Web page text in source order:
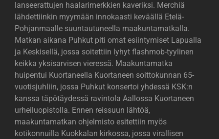
lanseerattujen haalarimerkkien kaveriksi. Merchiä
lähdettiinkin myymään innokaasti keväällä Etelä-
Pohjanmaalle suuntautuneella maakuntamatkalla.
Matkan aikana Puhkut piti omat esiintymiset Lapualla
ja Keskisellä, jossa soitettiin lyhyt flashmob-tyylinen
keikka yksisarvisen vieressä. Maakuntamatka
huipentui Kuortaneella Kuortaneen soittokunnan 65-
vuotisjuhliin, jossa Puhkut konsertoi yhdessä KSK:n
kanssa täpötäydessä ravintola Aallossa Kuortaneen
urheiluopistolla. Ennen reissuun lähtöä,
maakuntamatkan ohjelmisto esitettiin myös
kotikonnuilla Kuokkalan kirkossa, jossa virallisen